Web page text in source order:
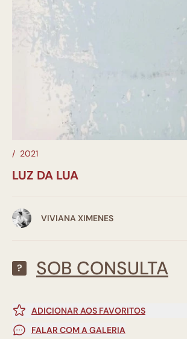
/ 2021
LUZ DA LUA
VIVIANA XIMENES
? SOB CONSULTA
ADICIONAR AOS FAVORITOS
FALAR COM A GALERIA